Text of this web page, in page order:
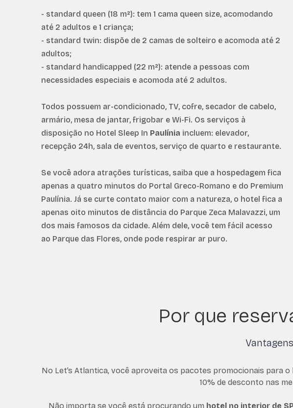
- standard queen (18 m²): tem 1 cama queen size, acomodando
até 2 adultos e 1 criança;
- standard twin: dispõe de 2 camas de solteiro e acomoda até 2
adultos;
- standard handicapped (22 m²): atende a pessoas com
necessidades especiais e acomoda até 2 adultos.
Todos possuem ar-condicionado, TV, cofre, secador de cabelo,
armário, mesa de jantar, frigobar e Wi-Fi. Os serviços à
disposição no Hotel Sleep In Paulínia incluem: elevador,
recepção 24h, sala de eventos, serviço de quarto e restaurante.
Se você adora atrações turísticas, saiba que a hospedagem fica
apenas a quatro minutos do Portal Greco-Romano e do Premium
Paulínia. Já se curte contato maior com a natureza, o hotel fica a
apenas oito minutos de distância do Parque Zeca Malavazzi, um
dos mais famosos da cidade. Além dele, você tem fácil acesso
ao Parque das Flores, onde pode respirar ar puro.
Por que
No Let’s Atlantica, você aproveita os pacotes promocionais para
10% de desconto nas
Não importa se você está procurando um hotel no interior de